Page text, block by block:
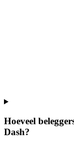
Hoeveel
Dash?